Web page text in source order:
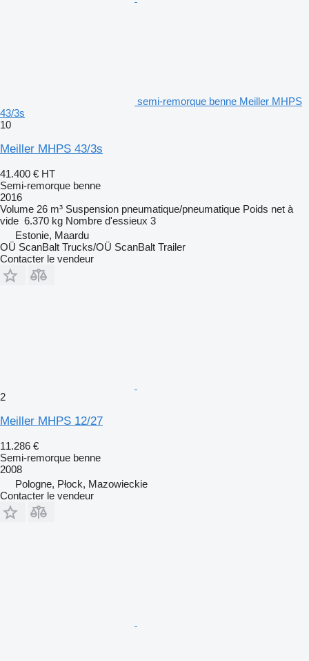
semi-remorque benne Meiller MHPS
43/3s
10
Meiller MHPS 43/3s
41.400 € HT
Semi-remorque benne
2016
Volume 26 m³ Suspension pneumatique/pneumatique Poids net à
vide 6.370 kg Nombre d'essieux 3
Estonie, Maardu
OÜ ScanBalt Trucks/OÜ ScanBalt Trailer
Contacter le vendeur
2
Meiller MHPS 12/27
11.286 €
Semi-remorque benne
2008
Pologne, Płock, Mazowieckie
Contacter le vendeur